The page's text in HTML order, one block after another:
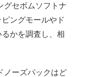
グセボムソフトナ
ングモールやド
かを調査し、相
ノーズパックはど